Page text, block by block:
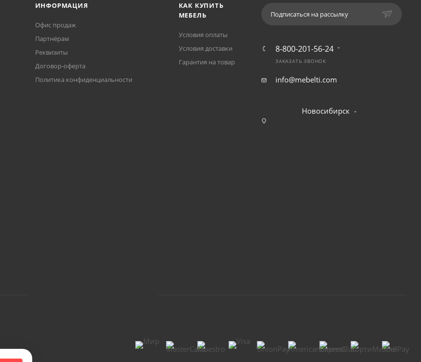
ИНФОРМАЦИЯ
Офис продаж
Партнёрам
Реквизиты
Договор-оферта
Политика конфиденциальности
КАК КУПИТЬ
МЕБЕЛЬ
Условия оплаты
Условия доставки
Гарантия на товар
Подписаться на рассылку
8-800-201-56-24
ЗАКАЗАТЬ ЗВОНОК
info@mebelti.com
Новосибирск